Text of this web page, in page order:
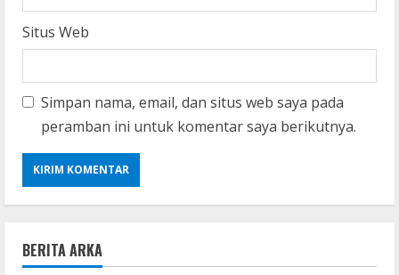
Situs Web
Simpan nama, email, dan situs web saya pada
peramban ini untuk komentar saya berikutnya.
BERITA ARKA